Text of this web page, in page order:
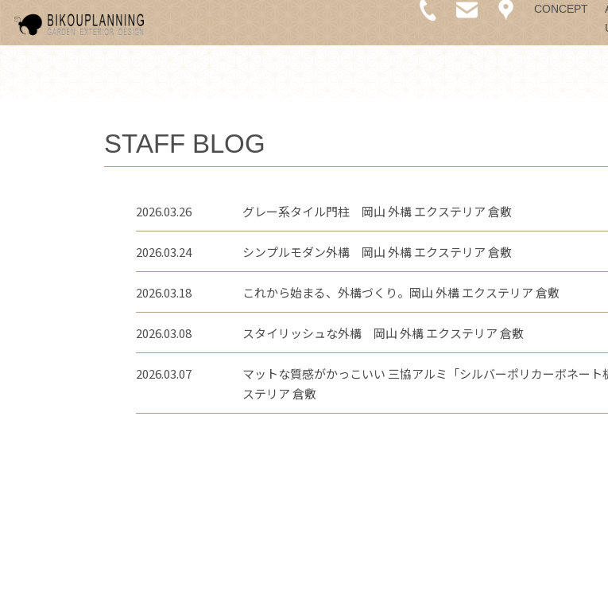
CONCEPT
STAFF BLOG
2026.03.26 グレー系タイル門柱 岡山 外構 エクステリア 倉敷
2026.03.24 シンプルモダン外構 岡山 外構 エクステリア 倉敷
2026.03.18 これから始まる、外構づくり。岡山 外構 エクステリア 倉敷
2026.03.08 スタイリッシュな外構 岡山 外構 エクステリア 倉敷
2026.03.07
マットな質感がかっこいい 三協アルミ「シルバーポリカーボネート
ステリア 倉敷